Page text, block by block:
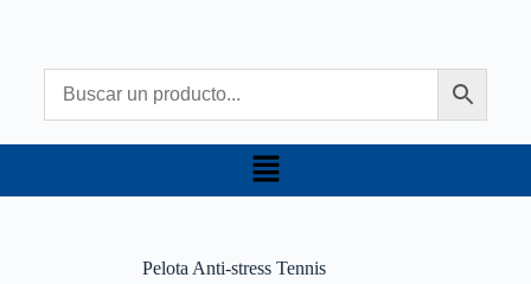
Pelota Anti-stress Tennis